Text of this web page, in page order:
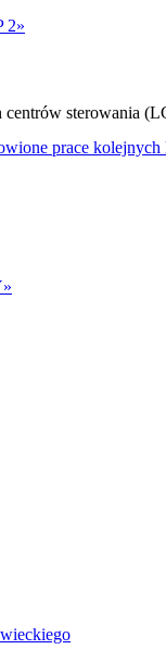
2»
sterowania
»